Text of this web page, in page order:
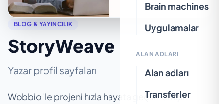
Brain machines
Uygulamalar
ALAN ADLARI
Alan adları
Transferler
BLOG & YAYINCILIK
StoryWeave
Yazar profil sayfaları
Wobbio ile projeni hızla hayata geçirmen için